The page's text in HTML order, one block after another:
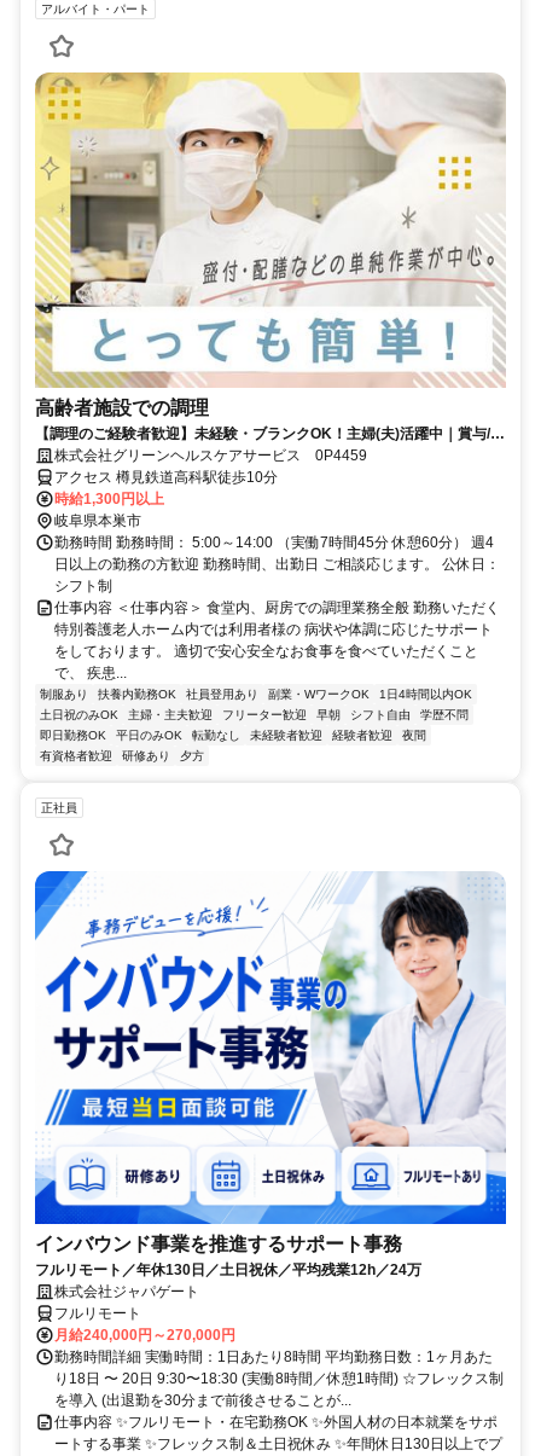
アルバイト・パート
高齢者施設での調理
【調理のご経験者歓迎】未経験・ブランクOK！主婦(夫)活躍中｜賞与/社
員割引あり！
株式会社グリーンヘルスケアサービス 0P4459
アクセス 樽見鉄道高科駅徒歩10分
時給1,300円以上
岐阜県本巣市
勤務時間 勤務時間： 5:00～14:00 （実働7時間45分 休憩60分） 週4
日以上の勤務の方歓迎 勤務時間、出勤日 ご相談応じます。 公休日：
シフト制
仕事内容 ＜仕事内容＞ 食堂内、厨房での調理業務全般 勤務いただく
特別養護老人ホーム内では利用者様の 病状や体調に応じたサポート
をしております。 適切で安心安全なお食事を食べていただくこと
で、 疾患...
制服あり 扶養内勤務OK 社員登用あり 副業・WワークOK
1日4時間以内OK
土日祝のみOK
主婦・主夫歓迎 フリーター歓迎 早朝 シフト自由
学歴不問
即日勤務OK
平日のみOK 転勤なし 未経験者歓迎 経験者歓迎
夜間
有資格者歓迎
研修あり 夕方
正社員
インバウンド事業を推進するサポート事務
フルリモート／年休130日／土日祝休／平均残業12h／24万
株式会社ジャパゲート
フルリモート
月給240,000円～270,000円
勤務時間詳細 実働時間：1日あたり8時間 平均勤務日数：1ヶ月あた
り18日 〜 20日 9:30〜18:30 (実働8時間／休憩1時間) ☆フレックス制
を導入 (出退勤を30分まで前後させることが...
仕事内容 ✨フルリモート・在宅勤務OK ✨外国人材の日本就業をサポ
ートする事業 ✨フレックス制＆土日祝休み ✨年間休日130日以上でプ